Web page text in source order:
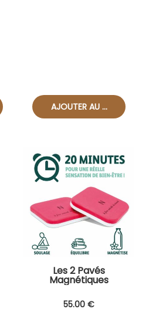
Les 2 Pavés
Magnétiques
55.00 €